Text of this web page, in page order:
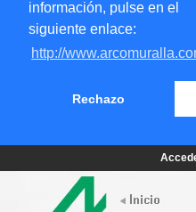
información, pulse en el
siguiente enlace:
http://
Rechazo